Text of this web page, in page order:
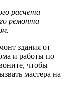
расчета
ремонта
здания от
и работы по
чтобы
мастера на